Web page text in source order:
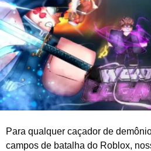
Para qualquer caçador de
campos de batalha do Roblox,